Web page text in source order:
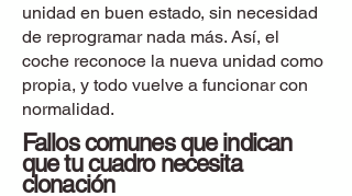
unidad en buen estado, sin necesidad
de reprogramar nada más. Así, el
coche reconoce la nueva unidad como
propia, y todo vuelve a funcionar con
normalidad.
Fallos comunes que indican
que tu cuadro necesita
clonación